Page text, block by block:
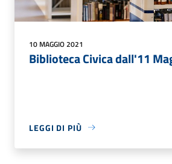
10 MAGGIO 2021
Biblioteca Civica dall'11
LEGGI DI PIÙ